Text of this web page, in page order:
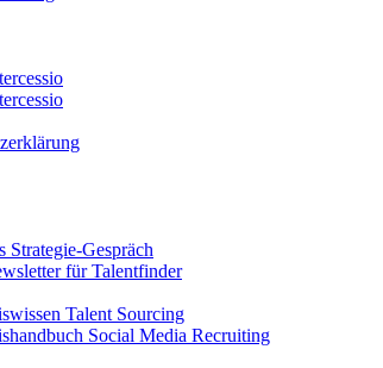
Strategie-Gespräch
für Talentfinder
Talent Sourcing
Social Media Recruiting